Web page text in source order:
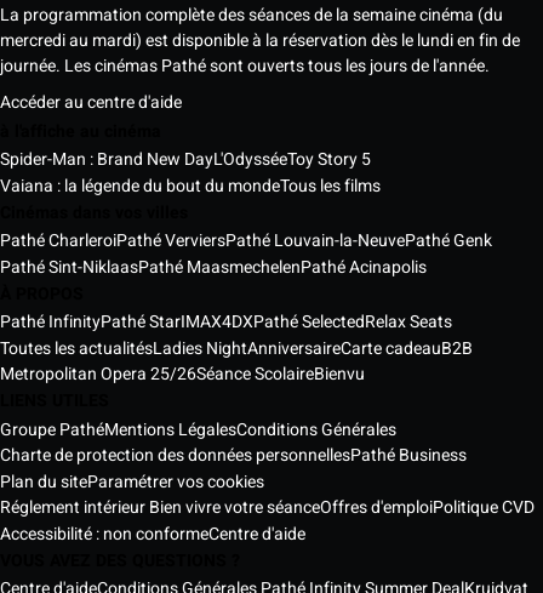
La programmation complète des séances de la semaine cinéma (du
mercredi au mardi) est disponible à la réservation dès le lundi en fin de
journée. Les cinémas Pathé sont ouverts tous les jours de l'année.
Accéder au centre d'aide
Spider-Man : Brand New DayL'OdysséeToy Story 5
Vaiana : la légende du bout du mondeTous les films
Pathé CharleroiPathé VerviersPathé Louvain-la-NeuvePathé Genk
Pathé Sint-NiklaasPathé MaasmechelenPathé Acinapolis
Pathé InfinityPathé StarIMAX4DXPathé SelectedRelax Seats
Toutes les actualitésLadies NightAnniversaireCarte cadeauB2B
Metropolitan Opera 25/26Séance ScolaireBienvu
Groupe PathéMentions LégalesConditions Générales
Charte de protection des données personnellesPathé Business
Plan du siteParamétrer vos cookies
Réglement intérieur Bien vivre votre séanceOffres d'emploiPolitique CVD
Accessibilité : non conformeCentre d'aide